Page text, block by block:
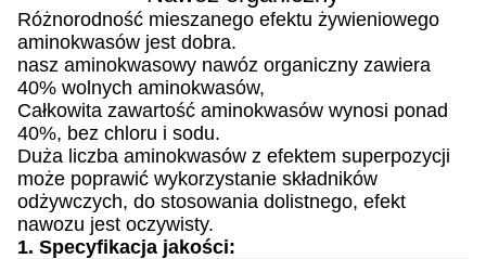
Różnorodność mieszanego efektu żywieniowego
aminokwasów jest dobra.
nasz aminokwasowy nawóz organiczny zawiera
40% wolnych aminokwasów,
Całkowita zawartość aminokwasów wynosi ponad
40%, bez chloru i sodu.
Duża liczba aminokwasów z efektem superpozycji
może poprawić wykorzystanie składników
odżywczych, do stosowania dolistnego, efekt
nawozu jest oczywisty.
1. Specyfikacja jakości: